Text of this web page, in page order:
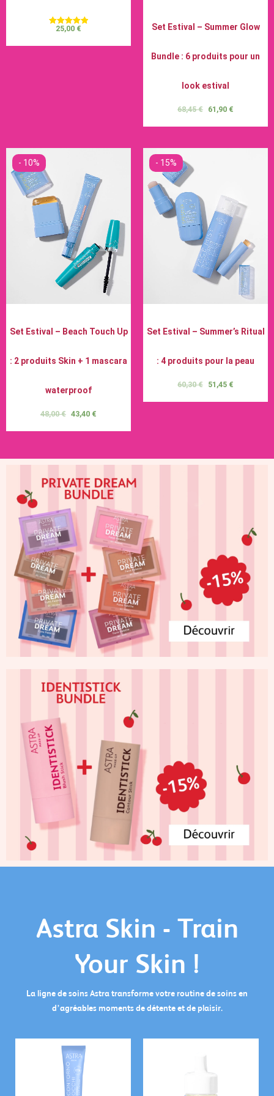
Note
sur 5
25,00 € Set Estival – Summer Glow
Bundle : 6 produits pour un
look estival
68,45€ 61,90 €
- 10%
Set Estival – Beach Touch Up
: 2 produits Skin + 1 mascara
waterproof
48,00€ 43,40 €
- 15%
Set Estival – Summer’s Ritual
: 4 produits pour la peau
60,30€ 51,45 €
Astra Skin - Train
Your Skin !
La ligne de soins Astra transforme votre routine de soins en
d’agréables moments de détente et de plaisir.